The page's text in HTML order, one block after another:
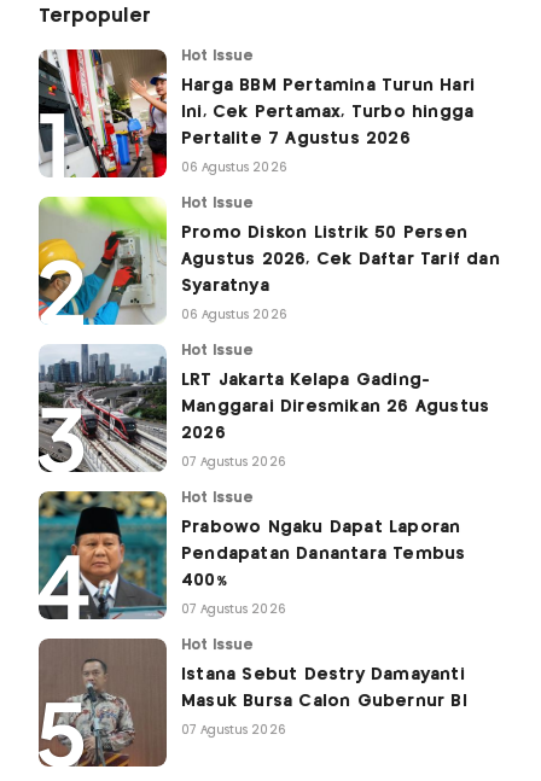
Terpopuler
Hot Issue
Harga BBM Pertamina Turun Hari
Ini, Cek Pertamax, Turbo hingga
Pertalite 7 Agustus 2026
06 Agustus 2026
Hot Issue
Promo Diskon Listrik 50 Persen
Agustus 2026, Cek Daftar Tarif dan
Syaratnya
06 Agustus 2026
Hot Issue
LRT Jakarta Kelapa Gading-
Manggarai Diresmikan 26 Agustus
2026
07 Agustus 2026
Hot Issue
Prabowo Ngaku Dapat Laporan
Pendapatan Danantara Tembus
400%
07 Agustus 2026
Hot Issue
Istana Sebut Destry Damayanti
Masuk Bursa Calon Gubernur BI
07 Agustus 2026